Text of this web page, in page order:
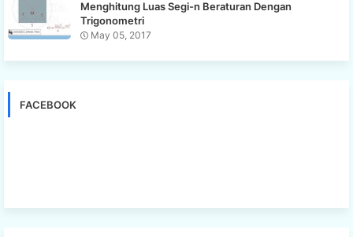
Menghitung Luas Segi-n Beraturan Dengan
Trigonometri
May 05, 2017
FACEBOOK